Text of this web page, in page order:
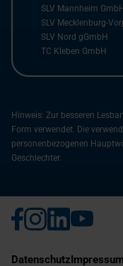
SLV Mannheim GmbH
SLV Mecklenburg-
SLV Nord gGmbH
TC Kleben GmbH
Hinweis: Zur besseren
Form verwendet. Die
personenbezogenen
Geschlechter.
DatenschutzImpressum